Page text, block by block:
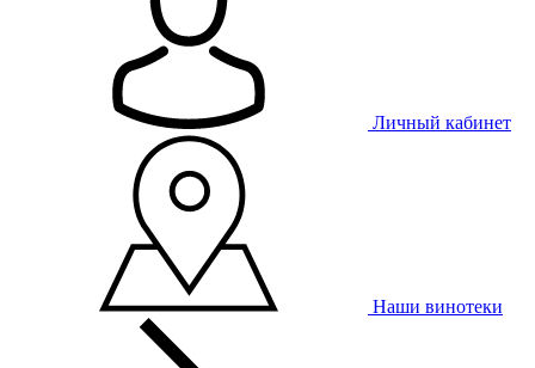
Личный кабинет
Наши винотеки